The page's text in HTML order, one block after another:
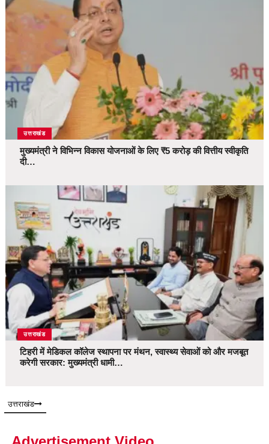
उत्तराखंड
मुख्यमंत्री ने विभिन्न विकास योजनाओं के लिए ₹5 करोड़ की वित्तीय स्वीकृति
दी…
उत्तराखंड
टिहरी में मेडिकल कॉलेज स्थापना पर मंथन, स्वास्थ्य सेवाओं को और मजबूत
करेगी सरकार: मुख्यमंत्री धामी…
उत्तराखंड